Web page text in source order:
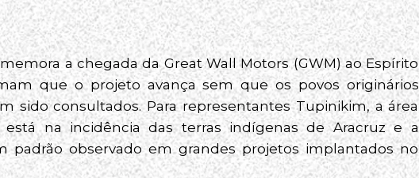
a chegada da Great Wall Motors (GWM) ao Espírito
que o projeto avança sem que os povos originários
sido consultados. Para representantes Tupinikim, a área
na incidência das terras indígenas de Aracruz e a
padrão observado em grandes projetos implantados no